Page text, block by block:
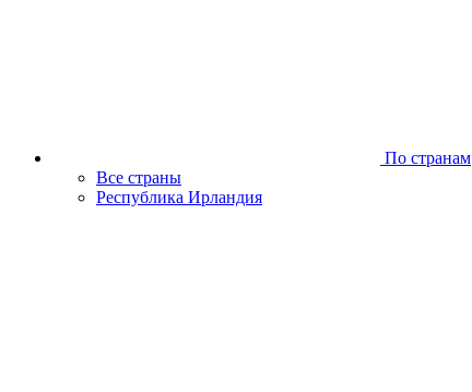
По странам
Все страны
Республика Ирландия